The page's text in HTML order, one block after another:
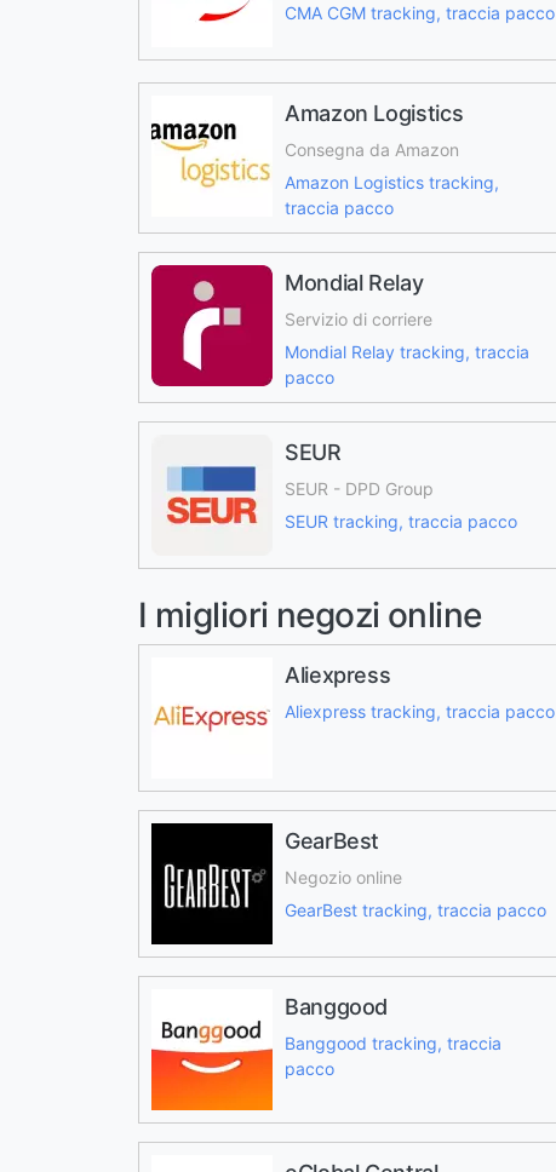
CMA CGM tracking, traccia pacco
Amazon Logistics
Consegna da Amazon
Amazon Logistics tracking,
traccia pacco
Mondial Relay
Servizio di corriere
Mondial Relay tracking, traccia
pacco
SEUR
SEUR - DPD Group
SEUR tracking, traccia pacco
I migliori negozi online
Aliexpress
Aliexpress tracking, traccia pacco
GearBest
Negozio online
GearBest tracking, traccia pacco
Banggood
Banggood tracking, traccia
pacco